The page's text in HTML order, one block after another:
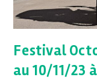
Festival
au 10/11/23